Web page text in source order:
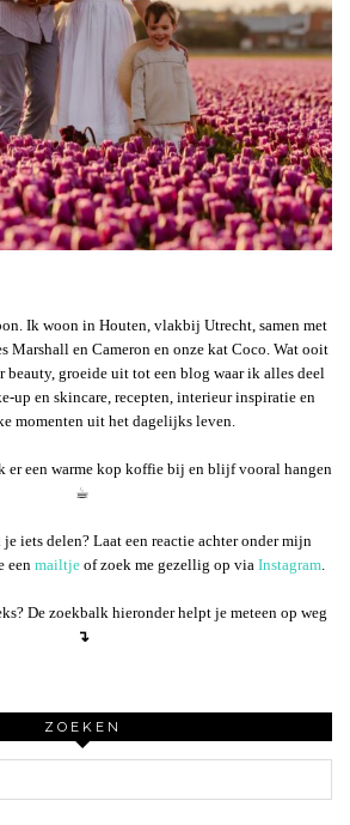
Ik woon in Houten, vlakbij Utrecht, samen met
Marshall en Cameron en onze kat Coco. Wat ooit
beauty, groeide uit tot een blog waar ik alles deel
up en skincare, recepten, interieur inspiratie en
momenten uit het dagelijks leven.
er een warme kop koffie bij en blijf vooral hangen
☕︎
iets delen? Laat een reactie achter onder mijn
een mailtje of zoek me gezellig op via Instagram.
De zoekbalk hieronder helpt je meteen op weg
↴
ZOEKEN